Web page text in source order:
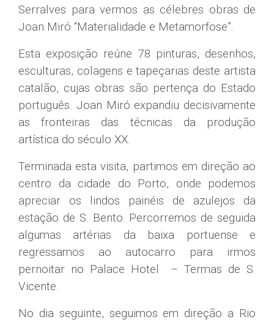
Serralves para vermos as célebres obras de
Joan Miró “Materialidade e Metamorfose”.
Esta exposição reúne 78 pinturas, desenhos,
esculturas, colagens e tapeçarias deste artista
catalão, cujas obras são pertença do Estado
português. Joan Miró expandiu decisivamente
as fronteiras das técnicas da produção
artística do século XX.
Terminada esta visita, partimos em direção ao
centro da cidade do Porto, onde podemos
apreciar os lindos painéis de azulejos da
estação de S. Bento. Percorremos de seguida
algumas artérias da baixa portuense e
regressamos ao autocarro para irmos
pernoitar no Palace Hotel – Termas de S.
Vicente.
No dia seguinte, seguimos em direção a Rio